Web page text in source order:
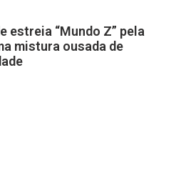
estreia “Mundo Z” pela
mistura ousada de